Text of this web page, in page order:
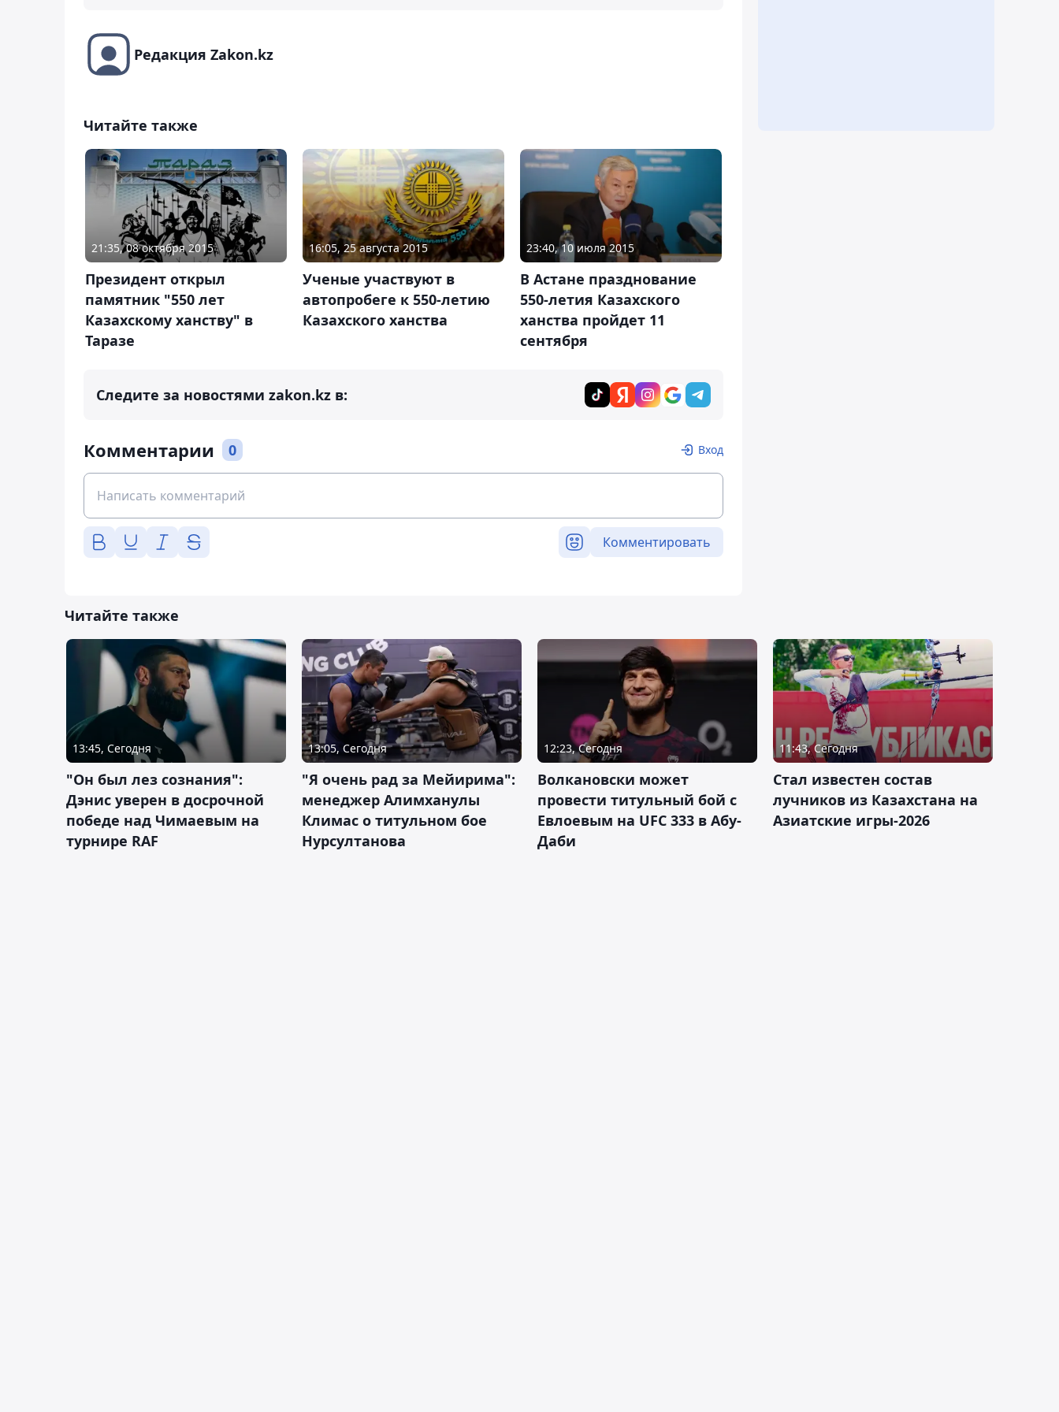
Редакция Zakon.kz
Читайте также
21:35, 08 октября 2015
Президент открыл
памятник "550 лет
Казахскому ханству" в
Таразе
16:05, 25 августа 2015
Ученые участвуют в
автопробеге к 550-летию
Казахского ханства
23:40, 10 июля 2015
В Астане празднование
550-летия Казахского
ханства пройдет 11
сентября
Следите за новостями zakon.kz в:
Комментарии 0 Вход
Комментировать
Читайте также
13:45, Сегодня
"Он был лез сознания":
Дэнис уверен в досрочной
победе над Чимаевым на
турнире RAF
13:05, Сегодня
"Я очень рад за Мейирима":
менеджер Алимханулы
Климас о титульном бое
Нурсултанова
12:23, Сегодня
Волкановски может
провести титульный бой с
Евлоевым на UFC 333 в Абу-
Даби
11:43, Сегодня
Стал известен состав
лучников из Казахстана на
Азиатские игры-2026